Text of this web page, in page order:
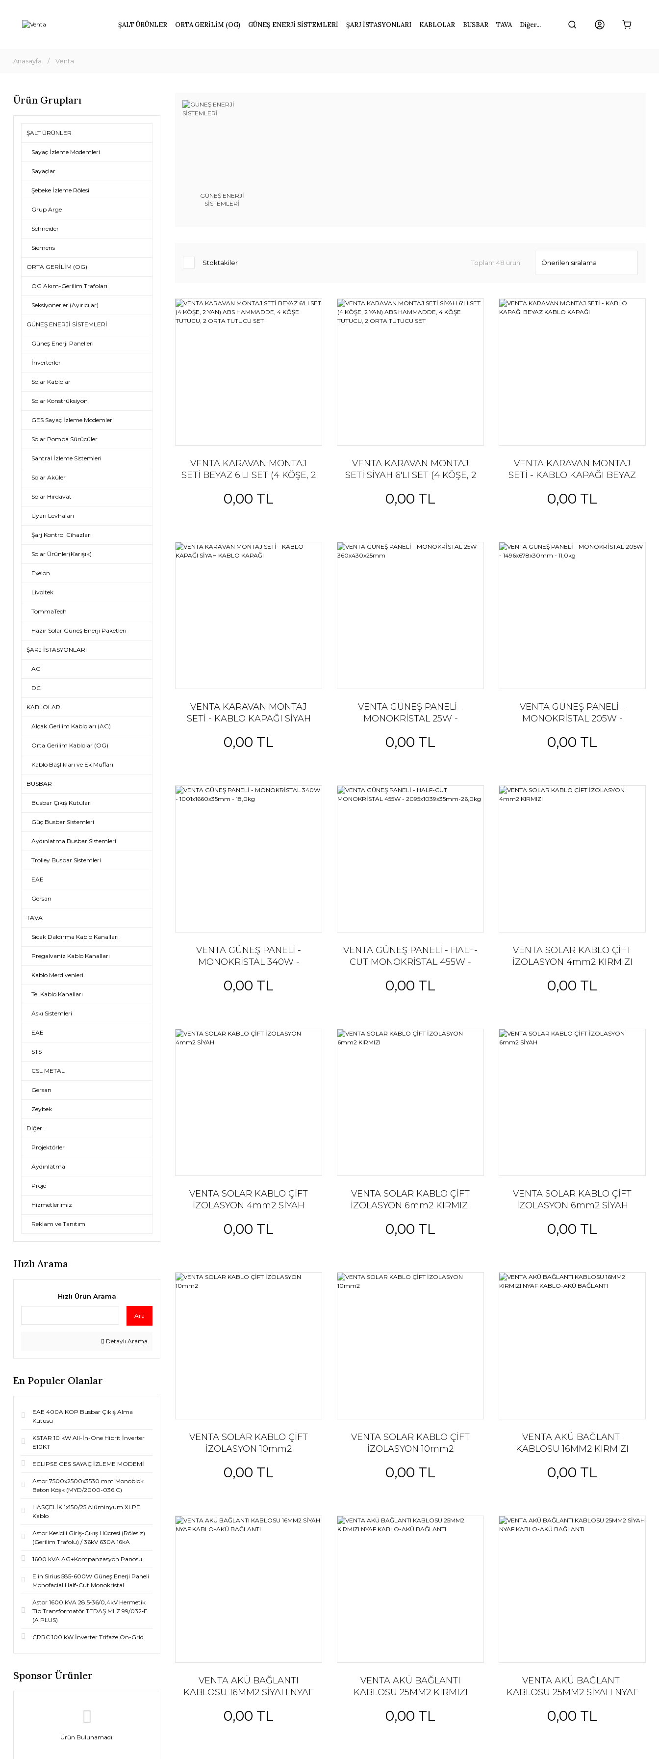
ŞALT ÜRÜNLER ORTA GERİLİM (OG) GÜNEŞ ENERJİ SİSTEMLERİ ŞARJ İSTASYONLARI KABLOLAR BUSBAR TAVA Diğer...
Anasayfa Venta
Ürün Grupları
ŞALT ÜRÜNLER
Sayaç İzleme Modemleri
Sayaçlar
Şebeke İzleme Rölesi
Grup Arge
Schneider
Siemens
ORTA GERİLİM (OG)
OG Akım-Gerilim Trafoları
Seksiyonerler (Ayırıcılar)
GÜNEŞ ENERJİ SİSTEMLERİ
Güneş Enerji Panelleri
İnverterler
Solar Kablolar
Solar Konstrüksiyon
GES Sayaç İzleme Modemleri
Solar Pompa Sürücüler
Santral İzleme Sistemleri
Solar Aküler
Solar Hırdavat
Uyarı Levhaları
Şarj Kontrol Cihazları
Solar Ürünler(Karışık)
Exelon
Livoltek
TommaTech
Hazır Solar Güneş Enerji Paketleri
ŞARJ İSTASYONLARI
AC
DC
KABLOLAR
Alçak Gerilim Kabloları (AG)
Orta Gerilim Kablolar (OG)
Kablo Başlıkları ve Ek Mufları
BUSBAR
Busbar Çıkış Kutuları
Güç Busbar Sistemleri
Aydınlatma Busbar Sistemleri
Trolley Busbar Sistemleri
EAE
Gersan
TAVA
Sıcak Daldırma Kablo Kanalları
Pregalvaniz Kablo Kanalları
Kablo Merdivenleri
Tel Kablo Kanalları
Askı Sistemleri
EAE
STS
CSL METAL
Gersan
Zeybek
Diğer...
Projektörler
Aydınlatma
Proje
Hizmetlerimiz
Reklam ve Tanıtım
Hızlı Arama
Hızlı Ürün Arama
Ara
Detaylı Arama
En Populer Olanlar
EAE 400A KOP Busbar Çıkış Alma
Kutusu
KSTAR 10 kW All-İn-One Hibrit İnverter
E10KT
ECLIPSE GES SAYAÇ İZLEME MODEMİ
Astor 7500x2500x3530 mm Monoblok
Beton Köşk (MYD/2000-036.C)
HASÇELİK 1x150/25 Alüminyum XLPE
Kablo
Astor Kesicili Giriş-Çıkış Hücresi (Rölesiz)
(Gerilim Trafolu) / 36kV 630A 16kA
1600 kVA AG+Kompanzasyon Panosu
Elin Sirius 585-600W Güneş Enerji Paneli
Monofacial Half-Cut Monokristal
Astor 1600 kVA 28,5‐36/0,4kV Hermetik
Tip Transformatör TEDAŞ MLZ 99/032‐E
(A PLUS)
CRRC 100 kW İnverter Trifaze On-Grid
Sponsor Ürünler
Ürün Bulunamadı.
GÜNEŞ ENERJİ
SİSTEMLERİ
Stoktakiler Toplam 48 ürün
VENTA KARAVAN MONTAJ
SETİ BEYAZ 6'LI SET (4 KÖŞE, 2
KÖŞE TUTUCU, 2 ORTA
0,00 TL
VENTA KARAVAN MONTAJ
SETİ SİYAH 6'LI SET (4 KÖŞE, 2
KÖŞE TUTUCU, 2 ORTA
0,00 TL
VENTA KARAVAN MONTAJ
SETİ - KABLO KAPAĞI BEYAZ
0,00 TL
VENTA KARAVAN MONTAJ
SETİ - KABLO KAPAĞI SİYAH
0,00 TL
VENTA GÜNEŞ PANELİ -
MONOKRİSTAL 25W -
0,00 TL
VENTA GÜNEŞ PANELİ -
MONOKRİSTAL 205W -
0,00 TL
VENTA GÜNEŞ PANELİ -
MONOKRİSTAL 340W -
0,00 TL
VENTA GÜNEŞ PANELİ - HALF-
CUT MONOKRİSTAL 455W -
0,00 TL
VENTA SOLAR KABLO ÇİFT
İZOLASYON 4mm2 KIRMIZI
0,00 TL
VENTA SOLAR KABLO ÇİFT
İZOLASYON 4mm2 SİYAH
0,00 TL
VENTA SOLAR KABLO ÇİFT
İZOLASYON 6mm2 KIRMIZI
0,00 TL
VENTA SOLAR KABLO ÇİFT
İZOLASYON 6mm2 SİYAH
0,00 TL
VENTA SOLAR KABLO ÇİFT
İZOLASYON 10mm2
0,00 TL
VENTA SOLAR KABLO ÇİFT
İZOLASYON 10mm2
0,00 TL
VENTA AKÜ BAĞLANTI
KABLOSU 16MM2 KIRMIZI
0,00 TL
VENTA AKÜ BAĞLANTI
KABLOSU 16MM2 SİYAH NYAF
0,00 TL
VENTA AKÜ BAĞLANTI
KABLOSU 25MM2 KIRMIZI
0,00 TL
VENTA AKÜ BAĞLANTI
KABLOSU 25MM2 SİYAH NYAF
0,00 TL